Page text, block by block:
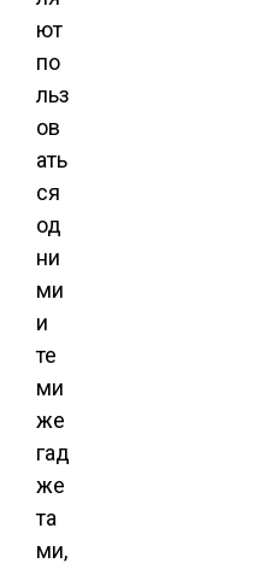
ют
по
льз
ов
ать
ся
од
ни
ми
и
те
ми
же
гад
же
та
ми,